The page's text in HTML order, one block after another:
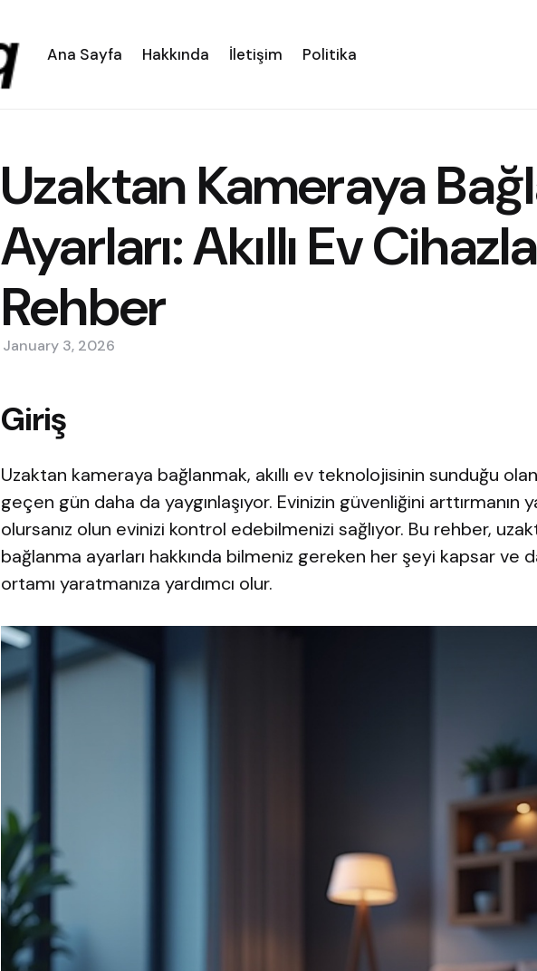
Ana Sayfa Hakkında İletişim Politika
Uzaktan Kameraya
Ayarları: Akıllı Ev
Rehber
January 3, 2026
Giriş
Uzaktan kameraya bağlanmak, akıllı ev teknolojisinin sunduğu
geçen gün daha da yaygınlaşıyor. Evinizin güvenliğini arttırmanın
olursanız olun evinizi kontrol edebilmenizi sağlıyor. Bu rehber,
bağlanma ayarları hakkında bilmeniz gereken her şeyi kapsar ve
ortamı yaratmanıza yardımcı olur.